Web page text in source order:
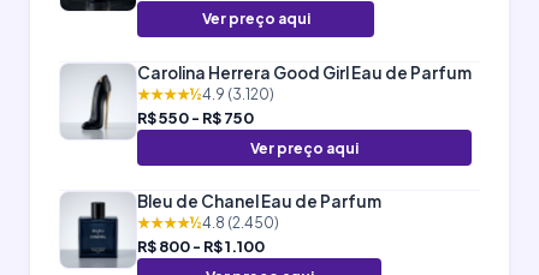
Ver preço aqui
Carolina Herrera Good Girl Eau de Parfum
★★★★½4.9 (3.120)
R$ 550 - R$ 750
Ver preço aqui
Bleu de Chanel Eau de Parfum
★★★★½4.8 (2.450)
R$ 800 - R$ 1.100